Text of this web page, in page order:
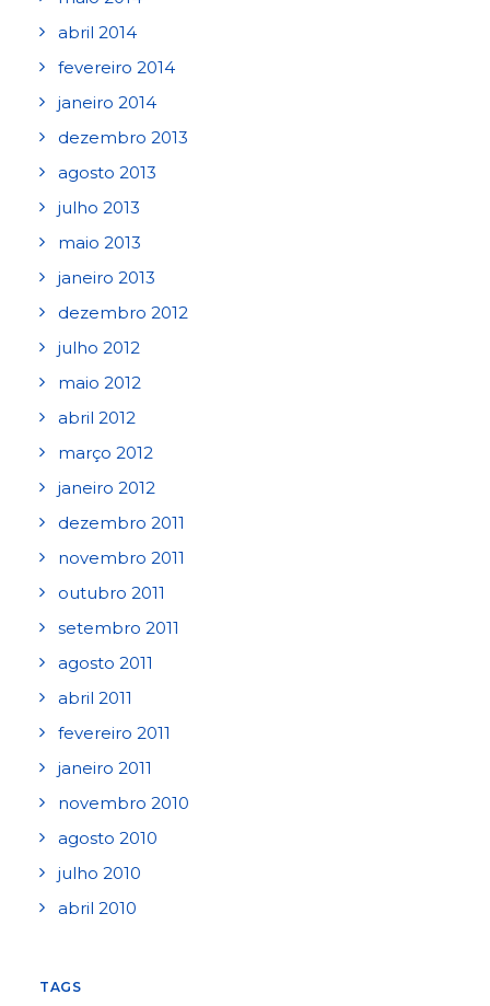
abril 2014
fevereiro 2014
janeiro 2014
dezembro 2013
agosto 2013
julho 2013
maio 2013
janeiro 2013
dezembro 2012
julho 2012
maio 2012
abril 2012
março 2012
janeiro 2012
dezembro 2011
novembro 2011
outubro 2011
setembro 2011
agosto 2011
abril 2011
fevereiro 2011
janeiro 2011
novembro 2010
agosto 2010
julho 2010
abril 2010
TAGS